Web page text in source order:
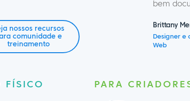
nossos recursos
comunidade e
treinamento
bem
Brittany
Designer e
Web
FÍSICO PARA